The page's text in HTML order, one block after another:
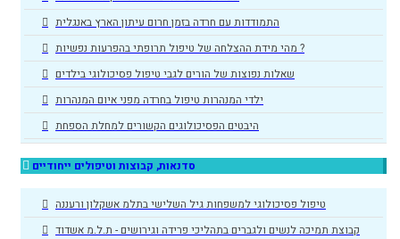
התמודדות עם חרדה בזמן חרום עיתון הארץ באנגלית
מהי מידת ההצלחה של טיפול תרופתי בהפרעות נפשיות ?
שאלות נפוצות של הורים לגבי טיפול פסיכולוגי בילדים
ילדי המנהרות טיפול בחרדה מפני איום המנהרות
היבטים הפסיכולוגים הקשורים למחלת הספחת
סדנאות, קבוצות וטיפולים ייחודיים
טיפול פסיכולוגי למשפחות גיל השלישי בתלמ אשקלון ורעננה
קבוצת תמיכה לנשים ולגברים בתהליכי פרידה וגירושים - ת.ל.מ אשדוד